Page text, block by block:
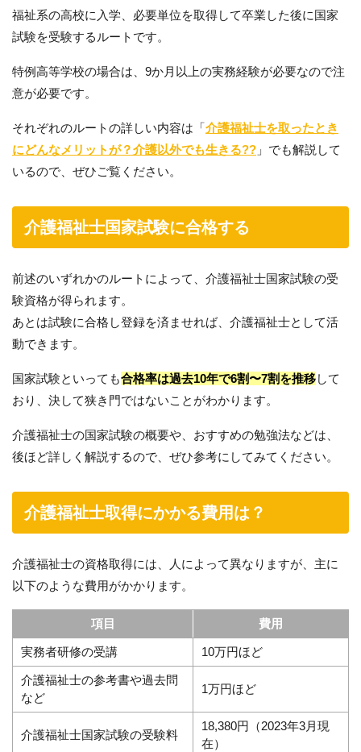
福祉系の高校に入学、必要単位を取得して卒業した後に国家
試験を受験するルートです。
特例高等学校の場合は、9か月以上の実務経験が必要なので注
意が必要です。
それぞれのルートの詳しい内容は「 介護福祉士を取ったとき
にどんなメリットが？介護以外でも生きる?? 」でも解説して
いるので、ぜひご覧ください。
介護福祉士国家試験に合格する
前述のいずれかのルートによって、介護福祉士国家試験の受
験資格が得られます。
あとは試験に合格し登録を済ませれば、介護福祉士として活
動できます。
国家試験といっても合格率は過去10年で6割〜7割を推移して
おり、決して狭き門ではないことがわかります。
介護福祉士の国家試験の概要や、おすすめの勉強法などは、
後ほど詳しく解説するので、ぜひ参考にしてみてください。
介護福祉士取得にかかる費用は？
介護福祉士の資格取得には、人によって異なりますが、主に
以下のような費用がかかります。
項目 費用
実務者研修の受講 10万円ほど
介護福祉士の参考書や過去問
など
1万円ほど
介護福祉士国家試験の受験料
18,380円（2023年3月現
在）